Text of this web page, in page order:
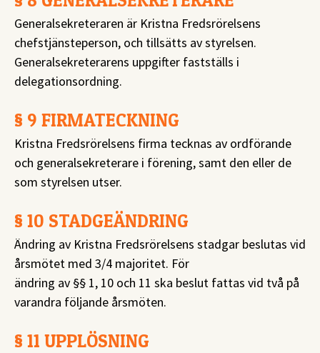
Generalsekreteraren är Kristna Fredsrörelsens
chefstjänsteperson, och tillsätts av styrelsen.
Generalsekreterarens uppgifter fastställs i
delegationsordning.
§ 9 FIRMATECKNING
Kristna Fredsrörelsens firma tecknas av ordförande
och generalsekreterare i förening, samt den eller de
som styrelsen utser.
§ 10 STADGEÄNDRING
Ändring av Kristna Fredsrörelsens stadgar beslutas vid
årsmötet med 3/4 majoritet. För
ändring av §§ 1, 10 och 11 ska beslut fattas vid två på
varandra följande årsmöten.
§ 11 UPPLÖSNING